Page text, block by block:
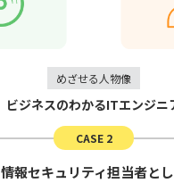
めざせる人物像
ビジネスのわかるITエンジニ
CASE 2
情報セキュリティ担当者と